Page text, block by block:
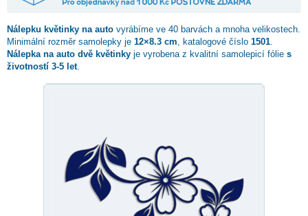
Nálepku květinky na auto vyrábíme ve 40 barvách a mnoha velikostech.
Minimální rozměr samolepky je 12×8.3 cm , katalogové číslo 1501
Nálepka na auto dvě květinky je vyrobena z kvalitní samolepicí fólie s
životností 3-5 let.